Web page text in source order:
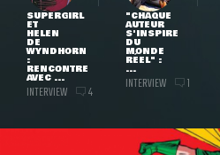
SUPERGIRL
ET
HELEN
DE
WYNDHORN
:
RENCONTRE
AVEC ...
INTERVIEW 4
"CHAQUE
AUTEUR
S'INSPIRE
DU
MONDE
RÉEL" :
...
INTERVIEW 1